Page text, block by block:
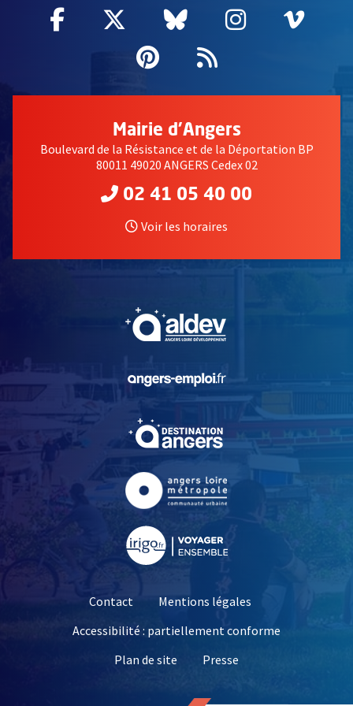
Facebook
, Ouvre une nouvelle fenêtre
Twitter
, Ouvre une nouvelle
Bluesky
, Ouvre une
Instagram
, Ouvre
,
Pinterest
, Ouvre une
Flux RSS
Mairie d'Angers
Boulevard de la Résistance et de la Déportation BP
80011 49020 ANGERS Cedex 02
02 41 05 40 00
Voir les horaires
, Ouvre une nouvelle
, Ouvre une nouvelle
Contact
Mentions légales
Accessibilité : partiellement conforme
Plan de site
Presse